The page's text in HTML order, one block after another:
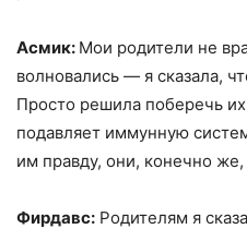
Асмик: Мои родители не
волновались — я сказала,
Просто решила поберечь их
подавляет иммунную
им правду, они, конечно
Фирдавс: Родителям я